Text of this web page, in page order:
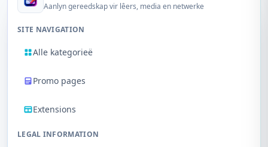
Aanlyn gereedskap vir lêers, media en netwerke
SITE NAVIGATION
Alle kategorieë
Promo pages
Extensions
LEGAL INFORMATION